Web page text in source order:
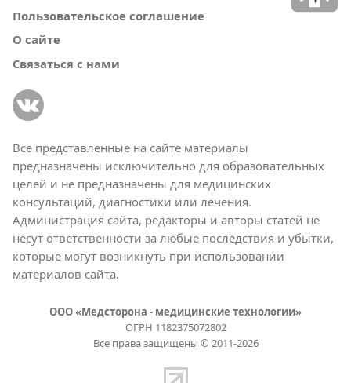
Пользовательское соглашение
О сайте
Связаться с нами
Все представленные на сайте материалы
предназначены исключительно для образовательных
целей и не предназначены для медицинских
консультаций, диагностики или лечения.
Администрация сайта, редакторы и авторы статей не
несут ответственности за любые последствия и убытки,
которые могут возникнуть при использовании
материалов сайта.
ООО «Медсторона - медицинские технологии»
ОГРН 1182375072802
Все права защищены © 2011-2026